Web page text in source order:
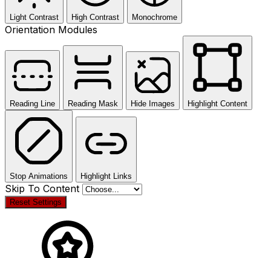
Light Contrast High Contrast Monochrome
Orientation Modules
Reading Line Reading Mask Hide Images Highlight Content
Stop Animations Highlight Links
Skip To Content
Reset Settings